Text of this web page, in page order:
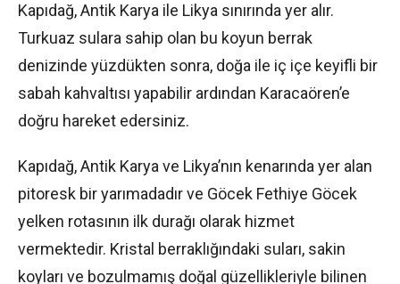
Kapıdağ, Antik Karya ile Likya sınırında yer alır.
Turkuaz sulara sahip olan bu koyun berrak
denizinde yüzdükten sonra, doğa ile iç içe keyifli bir
sabah kahvaltısı yapabilir ardından Karacaören’e
doğru hareket edersiniz.
Kapıdağ, Antik Karya ve Likya’nın kenarında yer alan
pitoresk bir yarımadadır ve Göcek Fethiye Göcek
yelken rotasının ilk durağı olarak hizmet
vermektedir. Kristal berraklığındaki suları, sakin
koyları ve bozulmamış doğal güzellikleriyle bilinen